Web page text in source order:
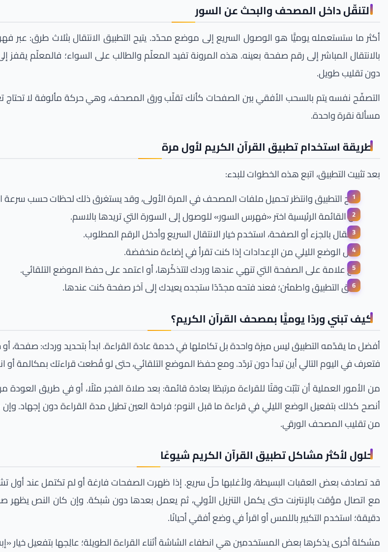
التنقّل داخل المصحف والبحث عن السور
أكثر ما ستستعمله يوميًّا هو الوصول السريع إلى موضع محدّد. يتيح التطبيق الانتقال بثلاث طرق: عبر فهرس
بالانتقال المباشر إلى رقم صفحة بعينه. هذه المرونة تفيد المعلّم والطالب على السواء؛ فالمعلّم يقفز
دون تقليب طويل.
التصفّح نفسه يتم بالسحب الأفقي بين الصفحات كأنك تقلّب ورق المصحف، وهي حركة مألوفة لا تحتاج
مسألة نقرة واحدة.
طريقة استخدام تطبيق القرآن الكريم لأول مرة
بعد تثبيت التطبيق، اتبع هذه الخطوات للبدء:
افتح التطبيق وانتظر تحميل ملفات المصحف في المرة الأولى، وقد يستغرق ذلك لحظات حسب سرعة
من القائمة الرئيسية اختر «فهرس السور» للوصول إلى السورة التي تريدها بالاسم.
للانتقال بالجزء أو الصفحة، استخدم خيار الانتقال السريع وأدخل الرقم المطلوب.
فعِّل الوضع الليلي من الإعدادات إذا كنت تقرأ في إضاءة منخفضة.
ضع علامة على الصفحة التي تنهي عندها وردك لتتذكّرها، أو اعتمد على حفظ الموضع التلقائي.
أغلق التطبيق واطمئن؛ فعند فتحه مجدّدًا ستجده يعيدك إلى آخر صفحة كنت عندها.
كيف تبني وردًا يوميًّا بمصحف القرآن الكريم؟
أفضل ما يقدّمه التطبيق ليس ميزة واحدة بل تكاملها في خدمة عادة القراءة. ابدأ بتحديد وردك: صفحة،
فتعرف في اليوم التالي أين تبدأ دون تردّد. ومع حفظ الموضع التلقائي، حتى لو قُطعت قراءتك بمكالمة أو
من الأمور العملية أن تثبّت وقتًا للقراءة مرتبطًا بعادة قائمة: بعد صلاة الفجر مثلًا، أو في طريق
أنصح كذلك بتفعيل الوضع الليلي في قراءة ما قبل النوم؛ فراحة العين تطيل مدة القراءة دون إجهاد. وإن
من تقليب المصحف الورقي.
حلول لأكثر مشاكل تطبيق القرآن الكريم شيوعًا
قد تصادف بعض العقبات البسيطة، ولأغلبها حلّ سريع. إذا ظهرت الصفحات فارغة أو لم تكتمل عند أول
مع اتصال مؤقت بالإنترنت حتى يكمل التنزيل الأولي، ثم يعمل بعدها دون شبكة. وإن كان النص
دقيقة؛ استخدم التكبير باللمس أو اقرأ في وضع أفقي أحيانًا.
مشكلة أخرى يذكرها بعض المستخدمين هي انطفاء الشاشة أثناء القراءة الطويلة؛ عالِجها بتفعيل خيار